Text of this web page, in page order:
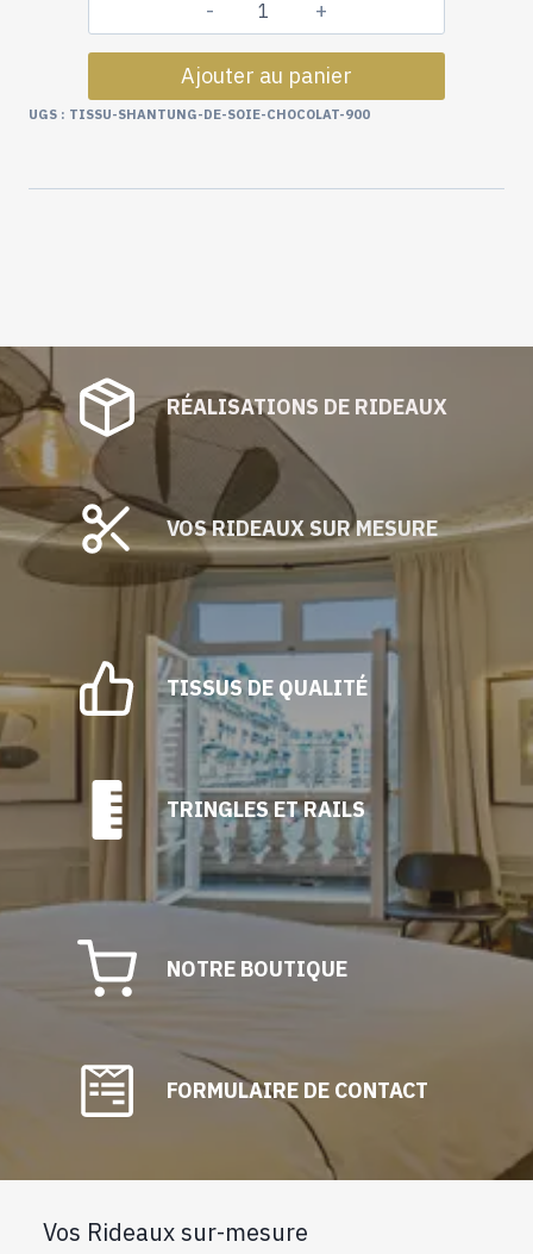
quantité
de
Tissu
Shantungs
Chocolat
Ajouter au panier
UGS : TISSU-SHANTUNG-DE-SOIE-CHOCOLAT-900
RÉALISATIONS DE RIDEAUX
VOS RIDEAUX SUR MESURE
TISSUS DE QUALITÉ
TRINGLES ET RAILS
NOTRE BOUTIQUE
FORMULAIRE DE CONTACT
Vos Rideaux sur-mesure